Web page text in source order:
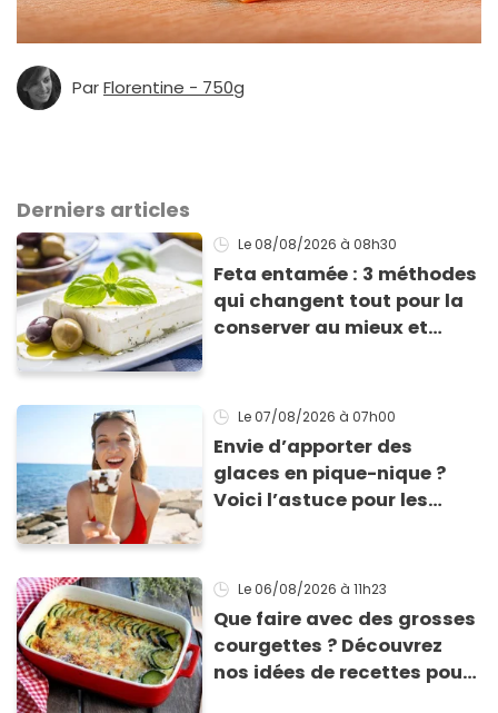
ParFlorentine - 750g
Derniers articles
Le 08/08/2026 à 08h30
Feta entamée : 3 méthodes
qui changent tout pour la
conserver au mieux et
Le 07/08/2026 à 07h00
Envie d’apporter des
glaces en pique-nique ?
Voici l’astuce pour les
ne fondent !
Le 06/08/2026 à 11h23
Que faire avec des grosses
courgettes ? Découvrez
nos idées de recettes pour